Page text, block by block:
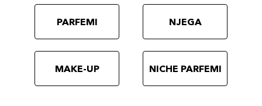
PARFEMI NJEGA
MAKE-UP NICHE PARFEMI